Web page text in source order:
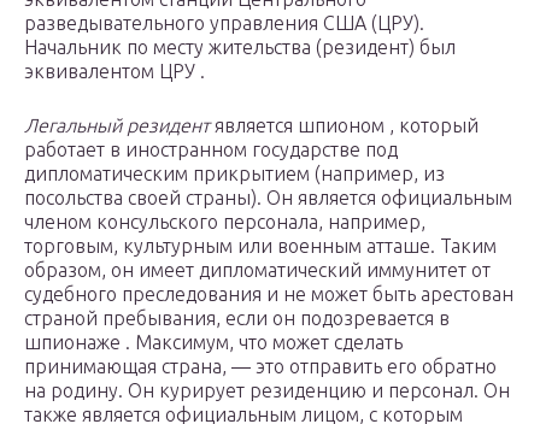
разведывательного управления США (ЦРУ).
Начальник по месту жительства (резидент) был
эквивалентом ЦРУ .
Легальный резидентявляется шпионом , который
работает в иностранном государстве под
дипломатическим прикрытием (например, из
посольства своей страны). Он является официальным
членом консульского персонала, например,
торговым, культурным или военным атташе. Таким
образом, он имеет дипломатический иммунитет от
судебного преследования и не может быть арестован
страной пребывания, если он подозревается в
шпионаже . Максимум, что может сделать
принимающая страна, — это отправить его обратно
на родину. Он курирует резиденцию и персонал. Он
также является официальным лицом, с которым